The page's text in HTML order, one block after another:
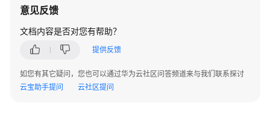
用
开
意见反馈
文档内容是否对您有帮助？
提供反馈
如您有其它疑问，您也可以通过华为云社区问答频道来与我们联系探讨
云宝助手提问
云社区提问